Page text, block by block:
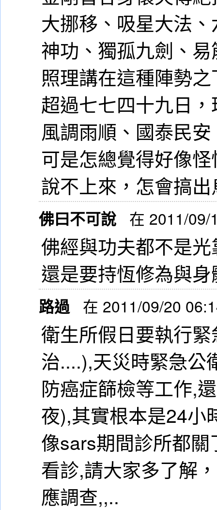
大挪移、吸星大法
神功、獨孤九劍、
照理講在這種陣勢
超過七七四十九日
風調雨順、國泰民安
可是怎總覺得好像
說不上來，怎會搞
佛曰不可說 在 2011/09/
佛經與功夫都不是
還是要持恆修為與
路過 在 2011/09/20
衛生所假日要執行
治....),天災時緊急公
防癌症篩檢等工作,
夜),其實根本是24小
像sars期間診所都
看診,請大家多了解
應調查,,..